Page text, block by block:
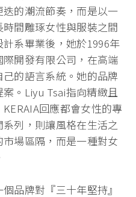
的潮流節奏，而是以一
間雕琢女性與服裝之間
系畢業後，她於1996年
開發有限公司，在高端
的語言系統。她的品牌
。Liyu Tsai指向精緻且
回應都會女性的專
列，則讓風格在生活之
場區隔，而是一種對女
品牌對『三十年堅持』